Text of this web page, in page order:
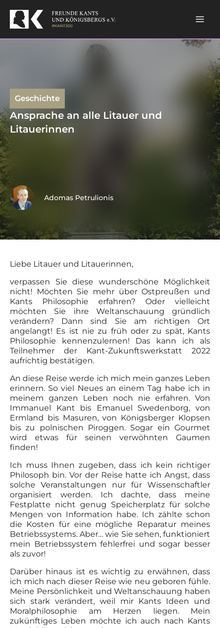
content
Geschichte
Ansprache an alle Litauer und
Litauerinnen
Adomas Petrulionis
Liebe Litauer und Litauerinnen,
verpassen Sie diese wunderschöne Möglichkeit
nicht! Möchten Sie mehr über Ostpreußen und
Kants Philosophie erfahren? Oder vielleicht
möchten Sie ihre Weltanschauung gründlich
verändern? Dann sind Sie am richtigen Ort
angelangt! Es ist nie zu früh oder zu spät, Kants
Philosophie kennenzulernen! Das kann ich als
Teilnehmer der Kant-Zukunftswerkstatt 2022
aufrichtig bestätigen.
An diese Reise werde ich mich mein ganzes Leben
erinnern. So viel Neues an einem Tag habe ich in
meinem ganzen Leben noch nie erfahren. Von
Immanuel Kant bis Emanuel Swedenborg, von
Ermland bis Masuren, von Königsberger Klopsen
bis zu polnischen Piroggen. Sogar ein Gourmet
wird etwas für seinen verwöhnten Gaumen
finden!
Ich muss Ihnen zugeben, dass ich kein richtiger
Philosoph bin. Vor der Reise hatte ich Angst, dass
solche Veranstaltungen nur für Wissenschaftler
organisiert werden. Ich dachte, dass meine
Festplatte nicht genug Speicherplatz für solche
Mengen von Information habe. Ich zählte schon
die Kosten für eine mögliche Reparatur meines
Betriebssystems. Aber… wie Sie sehen, funktioniert
mein Betriebssystem fehlerfrei und sogar besser
als zuvor!
Darüber hinaus ist es wichtig zu erwähnen, dass
ich mich nach dieser Reise wie neu geboren fühle.
Meine Persönlichkeit und Weltanschauung haben
sich stark verändert, weil mir Kants Ideen und
Moralphilosophie am Herzen liegen. Mein
zukünftiges Leben möchte ich auch nach Kants